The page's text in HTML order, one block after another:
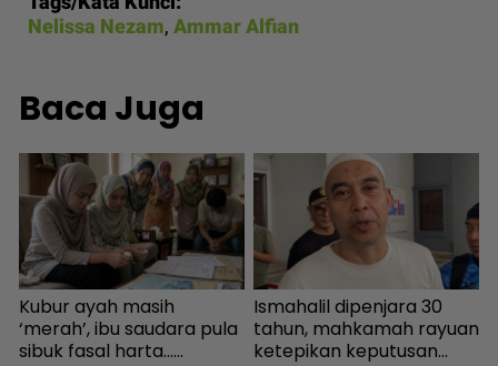
Nelissa Nezam, Ammar Alfian
Baca Juga
Kubur ayah masih
‘merah’, ibu saudara pula
sibuk fasal harta...
Ismahalil dipenjara 30
tahun, mahkamah rayuan
ketepikan keputusan